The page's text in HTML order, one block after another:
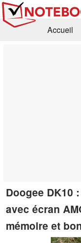
Accueil
Doogee DK10
avec écran
mémoire et